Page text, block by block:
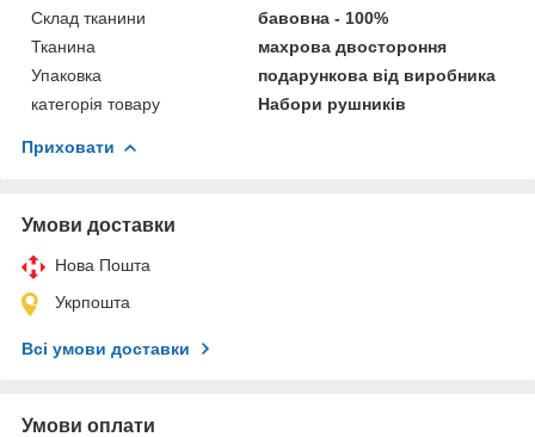
Склад тканини
бавовна - 100%
Тканина
махрова двостороння
Упаковка
подарункова від виробника
категорія товару
Набори рушників
Приховати
Умови доставки
Нова Пошта
Укрпошта
Всі умови доставки
Умови оплати